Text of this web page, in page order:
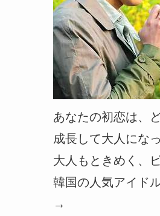
あなたの初恋は、
成長して大人にな
大人もときめく、
韓国の人気アイド
→